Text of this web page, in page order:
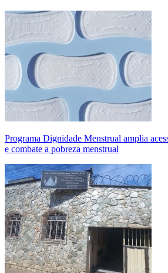
Programa Dignidade Menstrual amplia
e combate a pobreza menstrual